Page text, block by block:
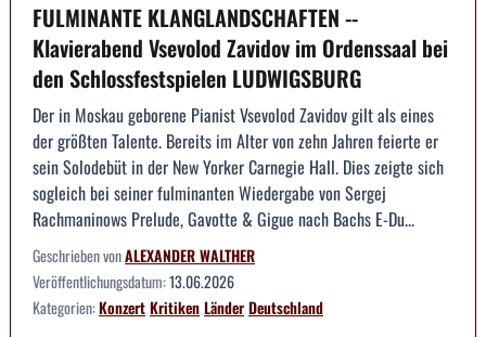
FULMINANTE KLANGLANDSCHAFTEN --
Klavierabend Vsevolod Zavidov im Ordenssaal bei
den Schlossfestspielen LUDWIGSBURG
Der in Moskau geborene Pianist Vsevolod Zavidov gilt als eines
der größten Talente. Bereits im Alter von zehn Jahren feierte er
sein Solodebüt in der New Yorker Carnegie Hall. Dies zeigte sich
sogleich bei seiner fulminanten Wiedergabe von Sergej
Rachmaninows Prelude, Gavotte & Gigue nach Bachs E-Du...
Geschrieben vonALEXANDER WALTHER
Veröffentlichungsdatum:13.06.2026
Kategorien:KonzertKritikenLänderDeutschland